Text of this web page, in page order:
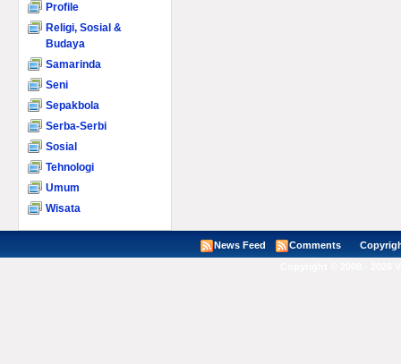
Profile
Religi, Sosial &
Budaya
Samarinda
Seni
Sepakbola
Serba-Serbi
Sosial
Tehnologi
Umum
Wisata
News Feed Comments Copyright